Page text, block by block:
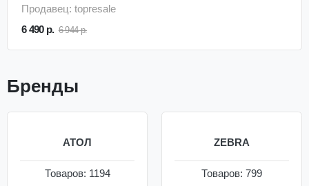
Продавец: topresale
6 490 р. 6 944 р.
Бренды
АТОЛ
Товаров: 1194
ZEBRA
Товаров: 799